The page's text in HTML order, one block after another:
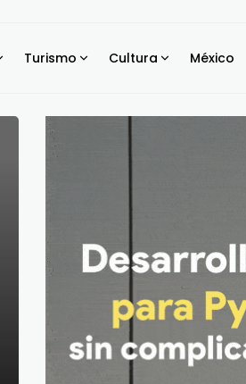
Turismo Cultura México